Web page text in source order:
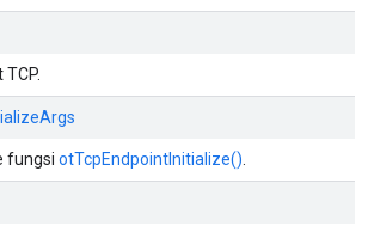
fungsi otTcpEndpointInitialize()